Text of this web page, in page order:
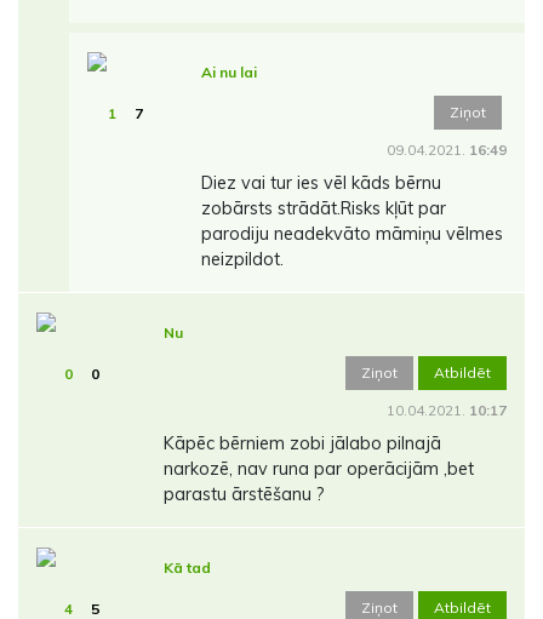
1 7
Ai nu lai
Ziņot
09.04.2021. 16:49
Diez vai tur ies vēl kāds bērnu
zobārsts strādāt.Risks kļūt par
parodiju neadekvāto māmiņu vēlmes
neizpildot.
0 0
Nu
Ziņot Atbildēt
10.04.2021. 10:17
Kāpēc bērniem zobi jālabo pilnajā
narkozē, nav runa par operācijām ,bet
parastu ārstēšanu ?
4 5
Kā tad
Ziņot Atbildēt